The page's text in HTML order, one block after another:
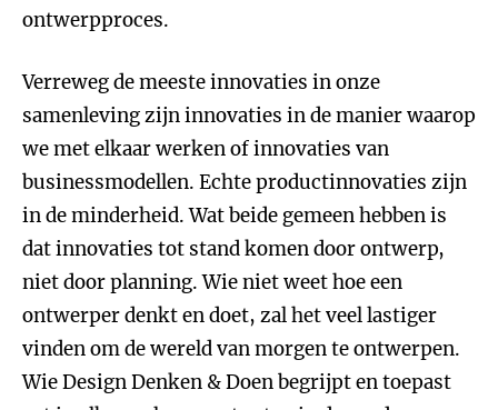
ontwerpproces.
Verreweg de meeste innovaties in onze
samenleving zijn innovaties in de manier waarop
we met elkaar werken of innovaties van
businessmodellen. Echte productinnovaties zijn
in de minderheid. Wat beide gemeen hebben is
dat innovaties tot stand komen door ontwerp,
niet door planning. Wie niet weet hoe een
ontwerper denkt en doet, zal het veel lastiger
vinden om de wereld van morgen te ontwerpen.
Wie Design Denken & Doen begrijpt en toepast